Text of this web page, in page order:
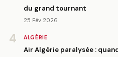
du grand tournant
25 Fév 2026
4 ALGÉRIE
Air Algérie paralysée :